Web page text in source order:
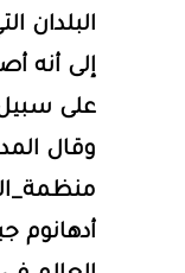
البلدان
إلى أنه
على سبيل
وقال